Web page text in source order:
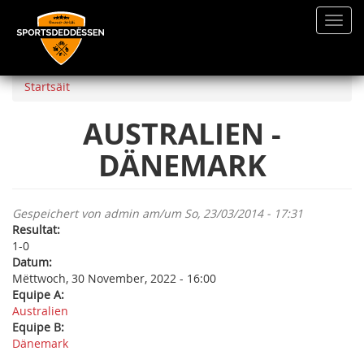
zum
InhaltStartsäit
AUSTRALIEN -
DÄNEMARK
Gespeichert von admin am/um So, 23/03/2014 - 17:31
Resultat:
1-0
Datum:
Mëttwoch, 30 November, 2022 - 16:00
Equipe A:
Australien
Equipe B:
Dänemark